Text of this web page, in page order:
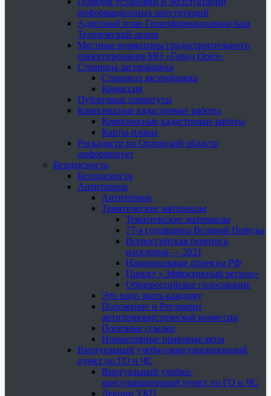
информационных конструкций
Адресный план Геоинформационная база
Технический архив
Местные нормативы градостроительного
проектирования МО «Город Орёл»
Страница застройщика
Страница застройщика
Комиссия
Публичные сервитуты
Комплексные кадастровые работы
Комплексные кадастровые работы
Карты-планы
Роскадастр по Орловской области
информирует
Безопасность
Безопасность
Антитеррор
Антитеррор
Тематические материалы
Тематические материалы
77-я годовщина Великой Победы
Всероссийская перепись
населения — 2021
Национальные проекты РФ
Проект «Эффективный регион»
Общероссийское голосование
Это надо знать каждому
Положение и Регламент
антитеррористической комиссии
Полезные ссылки
Нормативные правовые акты
Виртуальный учебно-консультационный
пункт по ГО и ЧС
Виртуальный учебно-
консультационный пункт по ГО и ЧС
Лекции УКП